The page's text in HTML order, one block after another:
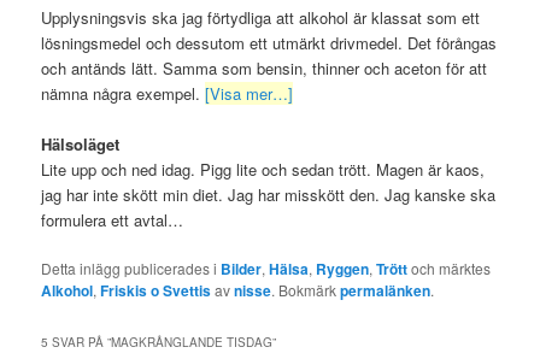
Upplysningsvis ska jag förtydliga att alkohol är klassat som ett
lösningsmedel och dessutom ett utmärkt drivmedel. Det förångas
och antänds lätt. Samma som bensin, thinner och aceton för att
nämna några exempel.[Visa mer…]
Hälsoläget
Lite upp och ned idag. Pigg lite och sedan trött. Magen är kaos,
jag har inte skött min diet. Jag har misskött den. Jag kanske ska
formulera ett avtal…
Detta inlägg publicerades i Bilder,Hälsa, Ryggen,Tröttoch märktes
Alkohol,Friskis o Svettisavnisse. Bokmärkpermalänken.
5 SVAR PÅ ”MAGKRÅNGLANDE TISDAG”